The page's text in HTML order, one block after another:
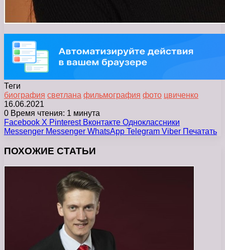
Теги
биография светлана фильмография фото цвиченко
16.06.2021
0 Время чтения: 1 минута
Facebook X Pinterest Вконтакте Одноклассники
Messenger Messenger WhatsApp Telegram Viber Печатать
ПОХОЖИЕ СТАТЬИ